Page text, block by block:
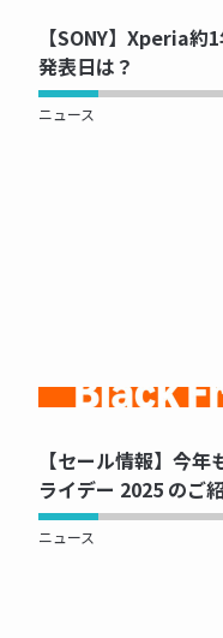
【SONY】Xperia約
発表日は？
ニュース
【セール情報】今
ライデー 2025 のご
ニュース